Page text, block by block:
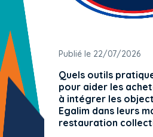
Publié le 22/07/2026
Quels outils
pour aider les
à intégrer les
Egalim dans leurs
restauration